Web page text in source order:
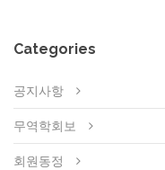
Categories
공지사항
무역학회보
회원동정